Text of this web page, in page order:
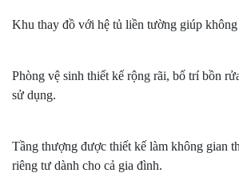
Khu thay đồ với hệ tủ liền tường giúp
Phòng vệ sinh thiết kế rộng rãi, bố trí bồn
sử dụng.
Tầng thượng được thiết kế làm không gian
riêng tư dành cho cả gia đình.